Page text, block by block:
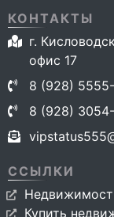
КОНТАКТЫ
г.
офис 17
8 (928)
8 (928) 3054-
ССЫЛКИ
Купить